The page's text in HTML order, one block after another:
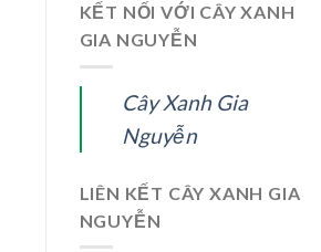
KẾT NỐI VỚI CÂY XANH
GIA NGUYỄN
Cây Xanh Gia
Nguyễn
LIÊN KẾT CÂY XANH GIA
NGUYỄN